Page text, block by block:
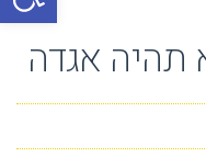
תהיה אגדה